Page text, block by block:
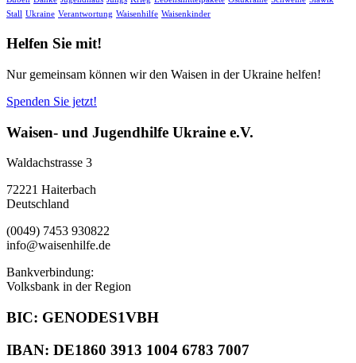
Stall Ukraine Verantwortung Waisenhilfe Waisenkinder
Helfen Sie mit!
Nur gemeinsam können wir den Waisen in der Ukraine helfen!
Spenden Sie jetzt!
Waisen- und Jugendhilfe Ukraine e.V.
Waldachstrasse 3
72221 Haiterbach
Deutschland
(0049) 7453 930822
info@waisenhilfe.de
Bankverbindung:
Volksbank in der Region
BIC: GENODES1VBH
IBAN: DE1860 3913 1004 6783 7007